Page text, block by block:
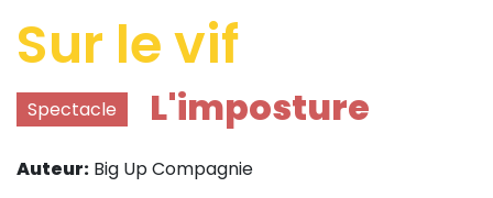
Sur le feu
(Actualités, annonces, vie professionnelle)
Sur le vif
(Agenda, spectacles, événements des adhérents)
Sur le vif
Spectacle L'imposture
Auteur: Big Up Compagnie